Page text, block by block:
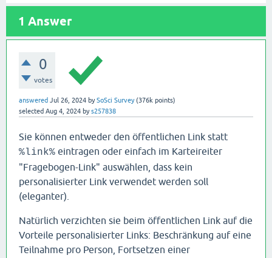
1 Answer
0
votes
answered Jul 26, 2024 bySoSci Survey (376k points)
selected Aug 4, 2024 bys257838
Sie können entweder den öffentlichen Link statt
%link% eintragen oder einfach im Karteireiter
"Fragebogen-Link" auswählen, dass kein
personalisierter Link verwendet werden soll
(eleganter).
Natürlich verzichten sie beim öffentlichen Link auf die
Vorteile personalisierter Links: Beschränkung auf eine
Teilnahme pro Person, Fortsetzen einer